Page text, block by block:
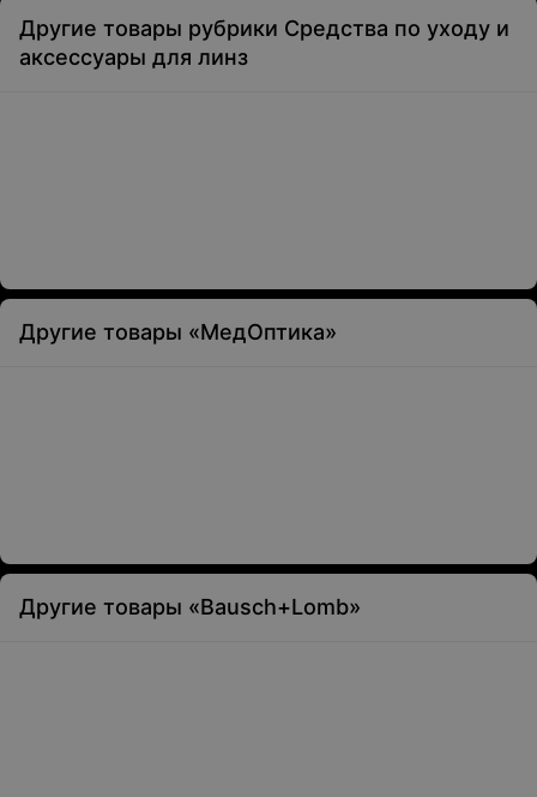
Другие товары рубрики Средства по уходу и
аксессуары для линз
Другие товары «МедОптика»
Другие товары «Bausch+Lomb»